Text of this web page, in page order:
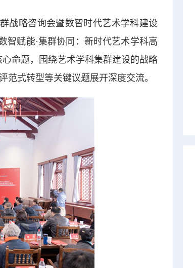
略咨询会暨数智时代艺术学科建设
智赋能·集群协同：新时代艺术学科高
命题，围绕艺术学科集群建设的战略
式转型等关键议题展开深度交流。